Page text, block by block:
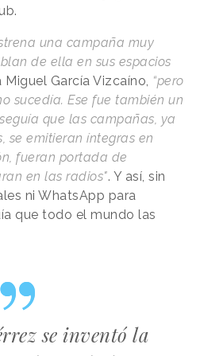
una campaña muy
de ella en sus espacios
Miguel García Vizcaíno, “pero
sucedía. Ese fue también un
que las campañas, ya
se emitieran íntegras en
fueran portada de
en las radios". Y así, sin
ni WhatsApp para
que todo el mundo las
se inventó la